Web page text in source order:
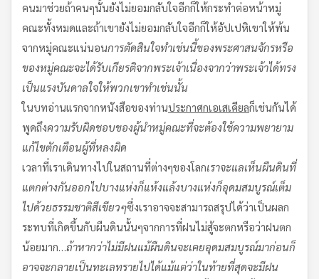
คนมาช่วยถ้าคนๆนั้นยังไม่ยอมกลับใจอีกก็ให้กระทำต่อหน้าหมู่
คณะทั้งหมดและถ้าเขายังไม่ยอมกลับใจอีกก็ให้อัปเปหิเขาให้พ้น
จากหมู่คณะแน่นอนการตัดสินใจทำเช่นนี้ของพระศาสนจักรหรือ
ของหมู่คณะจะได้รับเกียรติจากพระเจ้าเนื่องจากว่าพระเจ้าได้ทรง
เป็นแรงบันดาลใจให้พวกเขาทำเช่นนั้น
ในบทอ่านแรกจากหนังสือของท่านประกาศกเอเสเคียลก็เช่นกันได้
พูดถึงความรับผิดชอบของผู้นำหมู่คณะที่จะต้องใช้ความพยายาม
แก้ไขตักเตือนผู้ที่หลงผิด
เวลาที่เราเดินทางไปในสถานที่ต่างๆของโลกเราจะแลเห็นผืนดินที่
แตกต่างกันออกไปบางแห่งก็แห้งแล้งบางแห่งก็อุดมสมบูรณ์เต็ม
ไปด้วยธรรมชาติสีเขียวๆซึ่งเราอาจจะสามารถสรุปได้ว่าเป็นผลก
ระทบที่เกิดขึ้นกับผืนดินนั้นๆจากการที่ฝนไม่สู้จะตกหรือว่าฝนตก
น้อยมาก…ถ้าหากว่าไม่มีฝนแม้ผืนดินจะเคยอุดมสมบูรณ์มาก่อนก็
อาจจะกลายเป็นทะเลทรายไปได้แม้แต่ว่าในท้ายที่สุดจะมีฝน